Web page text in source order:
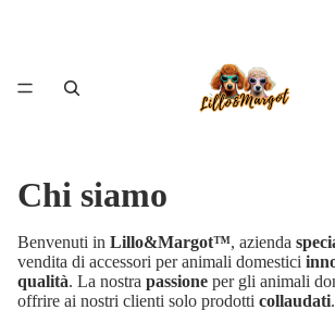
Chi siamo
Benvenuti in Lillo&Margot™, azienda
vendita di accessori per animali domestici
qualità. La nostra passione per gli animali
offrire ai nostri clienti solo prodotti collaudati